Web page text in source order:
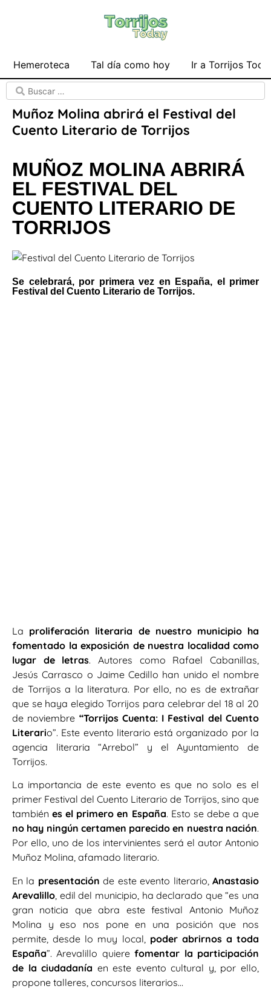
Hemeroteca Tal día como hoy Ir a Torrijos
Muñoz Molina abrirá el Festival del
Cuento Literario de Torrijos
MUÑOZ MOLINA ABRIRÁ
EL FESTIVAL DEL
CUENTO LITERARIO DE
TORRIJOS
Se celebrará, por primera vez en España, el primer
Festival del Cuento Literario de Torrijos.
La proliferación literaria de nuestro municipio ha
fomentado la exposición de nuestra localidad como
lugar de letras. Autores como Rafael Cabanillas,
Jesús Carrasco o Jaime Cedillo han unido el nombre
de Torrijos a la literatura. Por ello, no es de extrañar
que se haya elegido Torrijos para celebrar del 18 al 20
de noviembre “Torrijos Cuenta: I Festival del Cuento
Literario”. Este evento literario está organizado por la
agencia literaria “Arrebol” y el Ayuntamiento de
Torrijos.
La importancia de este evento es que no solo es el
primer Festival del Cuento Literario de Torrijos, sino que
tambiénes el primero en España. Esto se debe a que
no hay ningún certamen parecido en nuestra nación.
Por ello, uno de los intervinientes será el autor Antonio
Muñoz Molina, afamado literario.
En la presentación de este evento literario,Anastasio
Arevalillo , edil del municipio, ha declarado que “es una
gran noticia que abra este festival Antonio Muñoz
Molina y eso nos pone en una posición que nos
permite, desde lo muy local, poder abrirnos a toda
España”. Arevalillo quierefomentar la participación
de la ciudadanía en este evento cultural y, por ello,
propone talleres, concursos literarios…